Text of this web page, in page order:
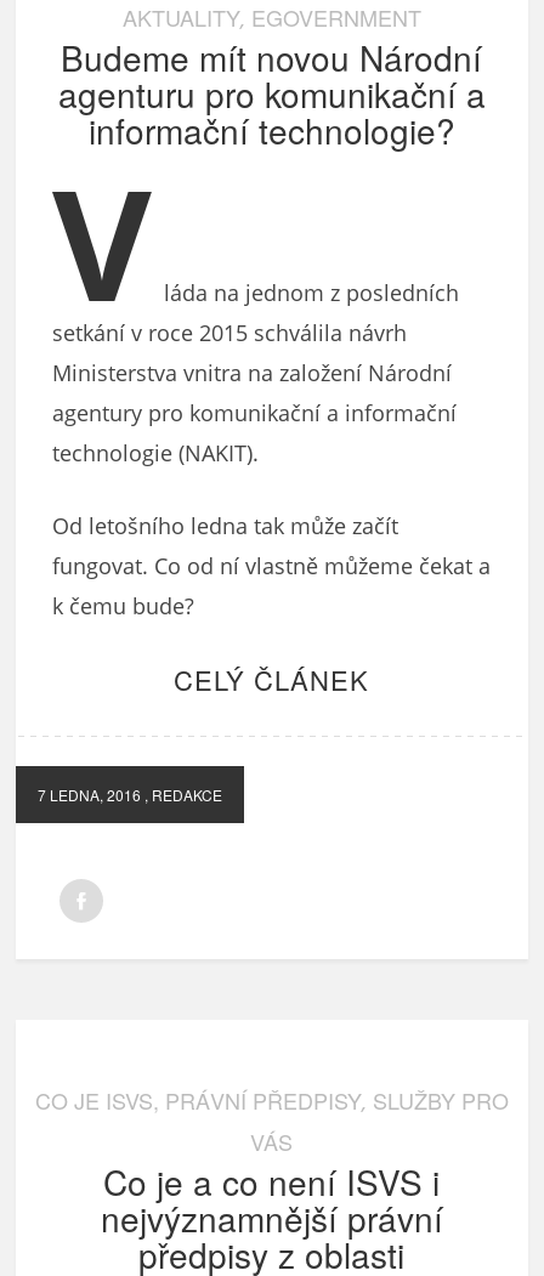
AKTUALITY, EGOVERNMENT
Budeme mít novou Národní
agenturu pro komunikační a
informační technologie?
V láda na jednom z posledních
setkání v roce 2015 schválila návrh
Ministerstva vnitra na založení Národní
agentury pro komunikační a informační
technologie (NAKIT).
Od letošního ledna tak může začít
fungovat. Co od ní vlastně můžeme čekat a
k čemu bude?
CELÝ ČLÁNEK
7 LEDNA, 2016 , REDAKCE
CO JE ISVS, PRÁVNÍ PŘEDPISY, SLUŽBY PRO
VÁS
Co je a co není ISVS i
nejvýznamnější právní
předpisy z oblasti